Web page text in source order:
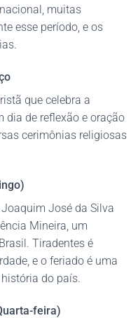
muitas
esse período, e os
que celebra a
dia de reflexão e oração
cerimônias religiosas
José da Silva
Mineira, um
Tiradentes é
e o feriado é uma
do país.
feira)